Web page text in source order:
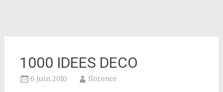
1000 IDEES DECO
6 juin 2010 florence